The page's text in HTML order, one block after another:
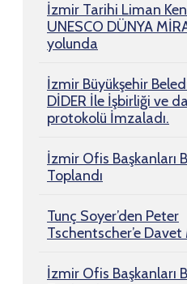
İzmir Tarihi Liman
UNESCO DÜNYA
yolunda
İzmir Büyükşehir
DİDER İle İşbirliği ve
protokolü İmzaladı.
İzmir Ofis Başkanları
Toplandı
Tunç Soyer’den Peter
Tschentscher’e
İzmir Ofis Başkanları